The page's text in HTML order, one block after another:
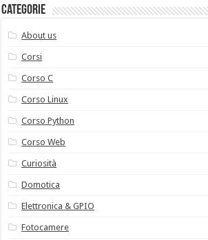
Categorie
About us
Corsi
Corso C
Corso Linux
Corso Python
Corso Web
Curiosità
Domotica
Elettronica & GPIO
Fotocamere